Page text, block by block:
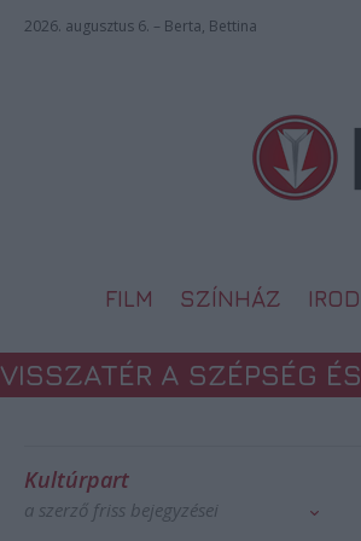
2026. augusztus 6. – Berta, Bettina
FILM SZÍNHÁZ
VISSZATÉR A SZÉPSÉG
Kultúrpart
a szerző friss bejegyzései